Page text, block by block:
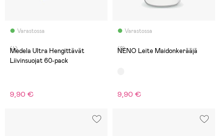
Varastossa
(4)
Medela Ultra Hengittävät
Liivinsuojat 60-pack
9,90 €
Varastossa
(8)
NENO Leite Maidonkerääjä
9,90 €